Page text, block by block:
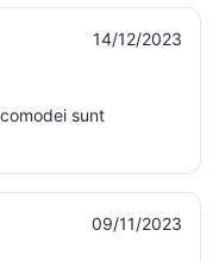
14/12/2023
sunt
09/11/2023